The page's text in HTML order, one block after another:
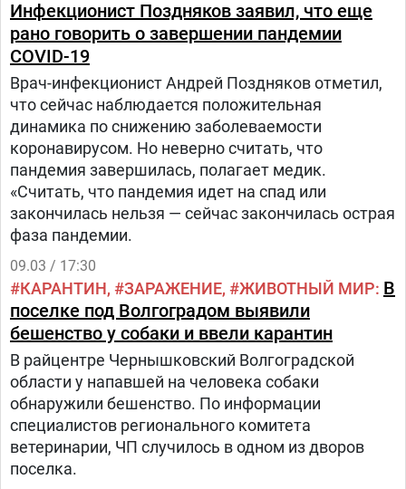
Инфекционист Поздняков заявил, что еще
рано говорить о завершении пандемии
COVID-19
Врач-инфекционист Андрей Поздняков отметил,
что сейчас наблюдается положительная
динамика по снижению заболеваемости
коронавирусом. Но неверно считать, что
пандемия завершилась, полагает медик.
«Считать, что пандемия идет на спад или
закончилась нельзя — сейчас закончилась острая
фаза пандемии.
09.03 / 17:30
КАРАНТИН ЗАРАЖЕНИЕ ЖИВОТНЫЙ МИР В
поселке под Волгоградом выявили
бешенство у собаки и ввели карантин
В райцентре Чернышковский Волгоградской
области у напавшей на человека собаки
обнаружили бешенство. По информации
специалистов регионального комитета
ветеринарии, ЧП случилось в одном из дворов
поселка.